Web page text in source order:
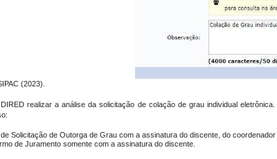
(2023).
realizar a análise da solicitação de colação de grau individual
de Solicitação de Outorga de Grau com a assinatura do discente, do
de Juramento somente com a assinatura do discente.